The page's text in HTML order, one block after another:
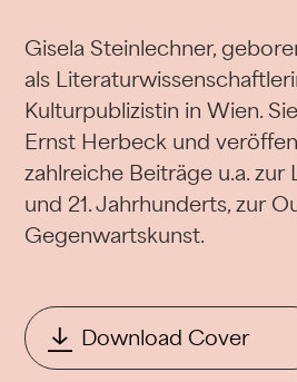
Gisela Steinlechner,
als
Kulturpublizistin in Wien.
Ernst Herbeck und
zahlreiche Beiträge u.a. zur
und 21. Jahrhunderts, zur
Gegenwartskunst.
Download Cover